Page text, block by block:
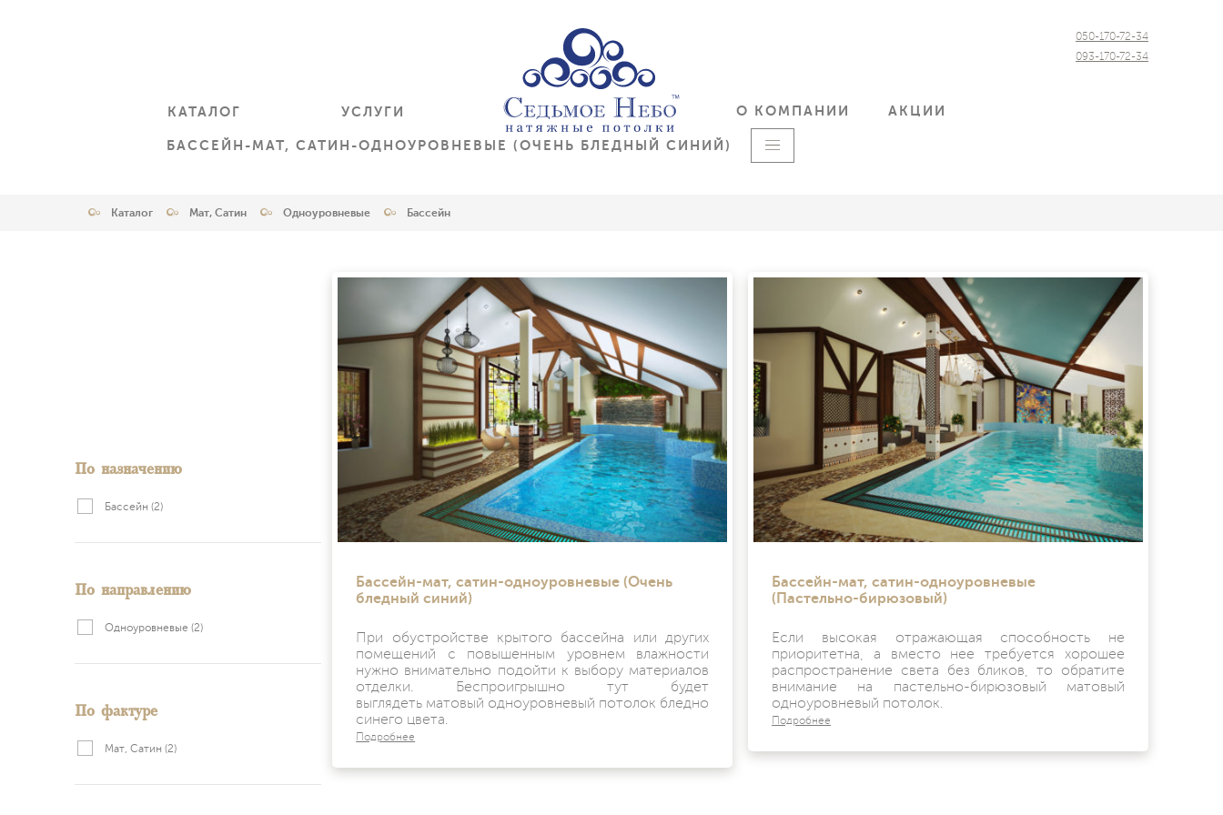
КАТАЛОГ УСЛУГИ О КОМПАНИИ АКЦИИ
БАССЕЙН-МАТ, САТИН-ОДНОУРОВНЕВЫЕ (ОЧЕНЬ БЛЕДНЫЙ СИНИЙ)
050-170-72-34
093-170-72-34
Каталог Мат, Сатин Одноуровневые Бассейн
По назначению
Бассейн (2)
По направлению
Одноуровневые (2)
По фактуре
Мат, Сатин (2)
Бассейн-мат, сатин-одноуровневые (Очень
бледный синий)
При обустройстве крытого бассейна или других
помещений с повышенным уровнем влажности
нужно внимательно подойти к выбору материалов
отделки. Беспроигрышно тут будет
выглядеть матовый одноуровневый потолок бледно
синего цвета.
Подробнее
Бассейн-мат, сатин-одноуровневые
(Пастельно-бирюзовый)
Если высокая отражающая способность не
приоритетна, а вместо нее требуется хорошее
распространение света без бликов, то обратите
внимание на пастельно-бирюзовый матовый
одноуровневый потолок.
Подробнее